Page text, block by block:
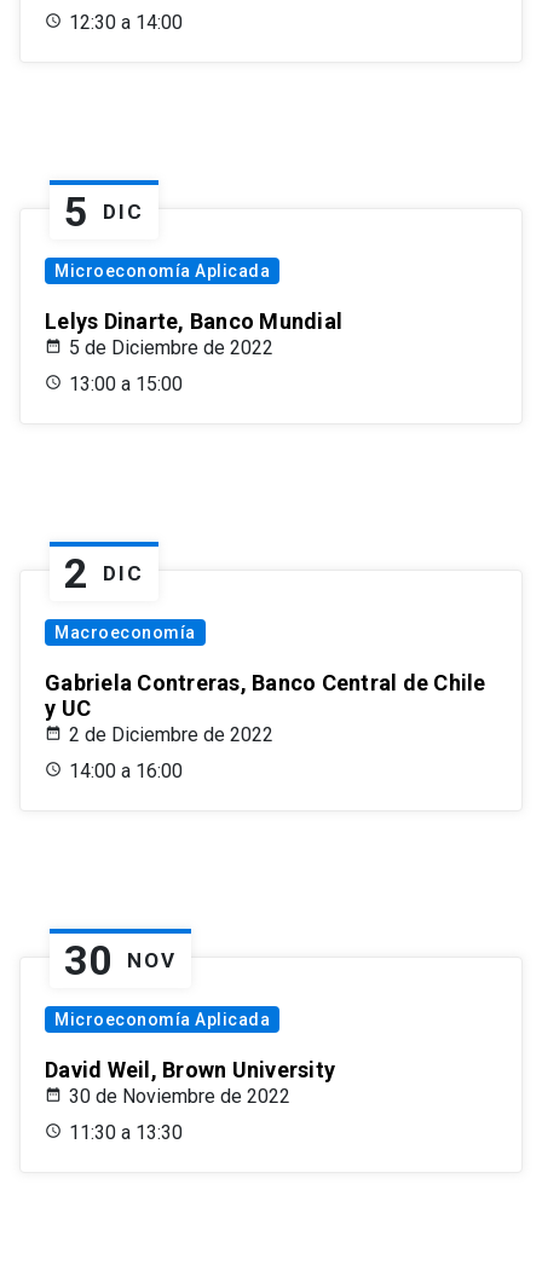
12:30 a 14:00
5 DIC
Microeconomía Aplicada
Lelys Dinarte, Banco Mundial
5 de Diciembre de 2022
13:00 a 15:00
2 DIC
Macroeconomía
Gabriela Contreras, Banco Central de Chile
y UC
2 de Diciembre de 2022
14:00 a 16:00
30 NOV
Microeconomía Aplicada
David Weil, Brown University
30 de Noviembre de 2022
11:30 a 13:30